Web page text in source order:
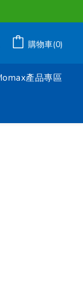
購物車(0)
產品專區